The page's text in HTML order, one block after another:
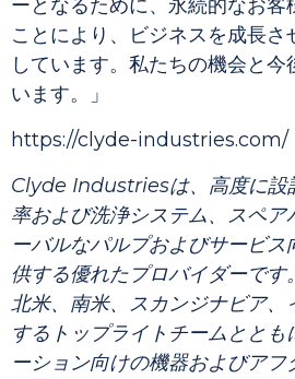
ーとなるために、永続的なお客
ことにより、ビジネスを成長さ
しています。私たちの機会と今
います。」
https://clyde-industries.com/
Clyde Industriesは、高度に設
率および洗浄システム、スペア
ーバルなパルプおよびサービ
供する優れたプロバイダーです
北米、南米、スカンジナビア、
するトップライトチームとと
ーション向けの機器およびア